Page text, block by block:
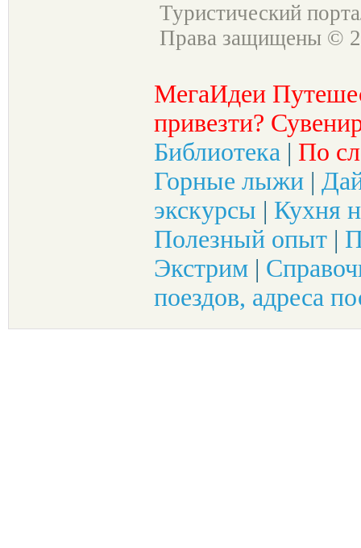
Туристический
Права защищены ©
МегаИдеи
привезти?
Библиотека | По
Горные лыжи |
экскурсы | Кухня
Полезный опыт |
Экстрим |
поездов, адреса